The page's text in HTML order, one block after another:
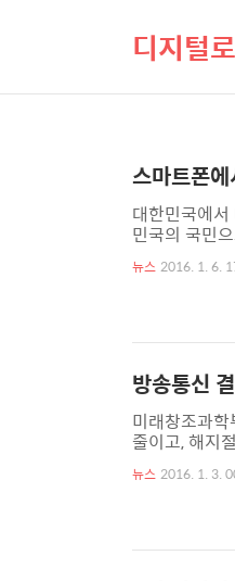
디지털
스마트폰
대한민국에
민국의 국민
는 고유식별
당기기의 블
뉴스 2016. 1. 6.
방송통신
미래창조과
줄이고, 해지
다. 기존에는
었다. 그러나,
뉴스 2016. 1. 3.